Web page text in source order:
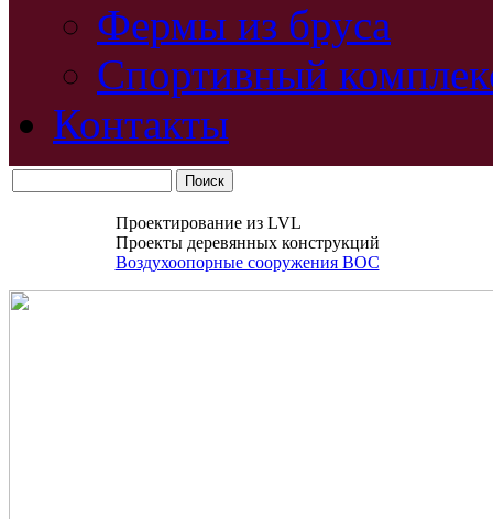
Фермы из бруса
Спортивный
Контакты
Проектирование из LVL
Проекты деревянных конструкций
Воздухоопорные сооружения ВОС